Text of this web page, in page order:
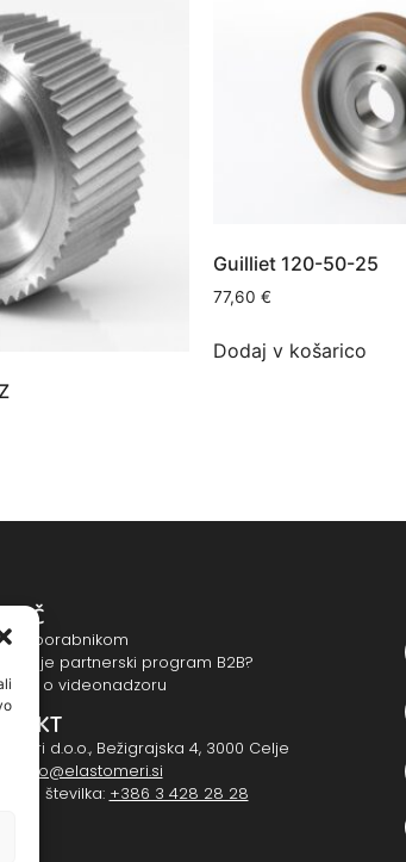
Guilliet 120-50-25
77,60 €
Dodaj v košarico
uporabnikom
deluje partnerski program B2B?
o videonadzoru
d.o.o., Bežigrajska 4, 3000 Celje
info@elastomeri.si
številka: +386 3 428 28 28